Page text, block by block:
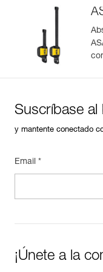
Consulte el
fabricación.
Más información
Suscríbase al
y mantente conectado
Email *
¡Únete a la